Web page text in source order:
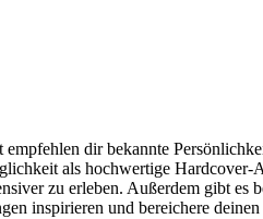
dir bekannte
als hochwertige Hardcover-
zu erleben. Außerdem gibt es
inspirieren und bereichere